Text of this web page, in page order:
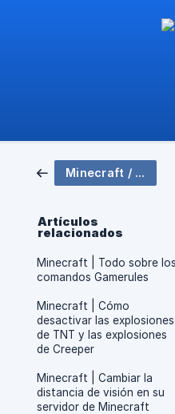
Minecraft / Configuración del servidor
Artículos
relacionados
Minecraft | Todo sobre los
comandos Gamerules
Minecraft | Cómo
desactivar las explosiones
de TNT y las explosiones
de Creeper
Minecraft | Cambiar la
distancia de visión en su
servidor de Minecraft